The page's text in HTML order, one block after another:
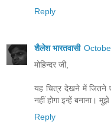
Reply
शैलेश भारतवासी
मोहिन्दर जी,
यह चित्र देखने में जितने
नहीं होगा इन्हें बनाना।
Reply